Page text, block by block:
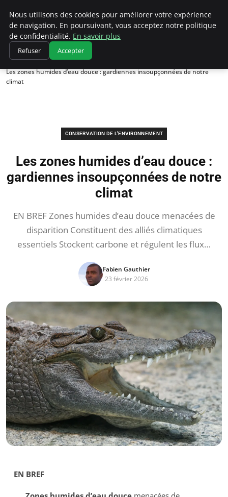
Climatedebtagents
Accueil
Conservation de l'environnement
Les zones humides d’eau douce : gardiennes insoupçonnées de notre
climat
CONSERVATION DE L'ENVIRONNEMENT
Les zones humides d’eau douce :
gardiennes insoupçonnées de notre
climat
EN BREF Zones humides d’eau douce menacées de
disparition Constituent des alliés climatiques
essentiels Stockent carbone et régulent les flux…
Fabien Gauthier
23 février 2026
EN BREF
Nous utilisons des cookies pour améliorer votre expérience
de navigation. En poursuivant, vous acceptez notre politique
de confidentialité. En savoir plus
Refuser Accepter